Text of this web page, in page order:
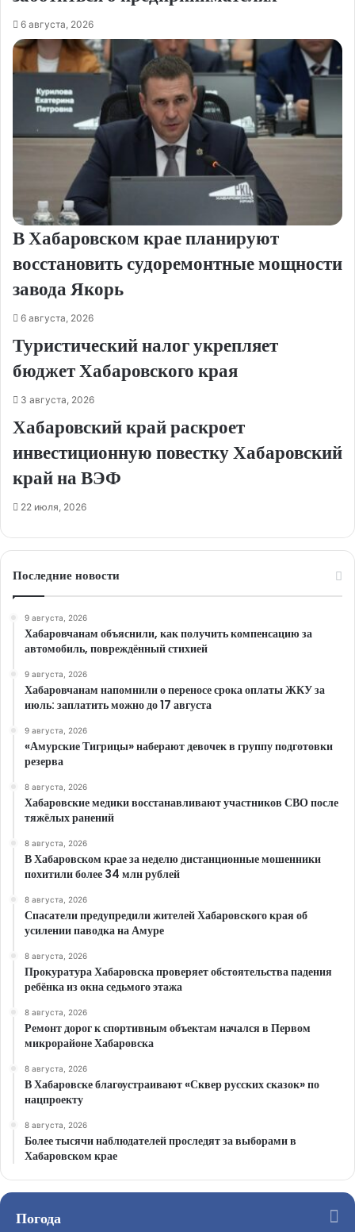
6 августа, 2026
В Хабаровском крае планируют
восстановить судоремонтные мощности
завода Якорь
6 августа, 2026
Туристический налог укрепляет
бюджет Хабаровского края
3 августа, 2026
Хабаровский край раскроет
инвестиционную повестку Хабаровский
край на ВЭФ
22 июля, 2026
Последние новости
9 августа, 2026
Хабаровчанам объяснили, как получить компенсацию за
автомобиль, повреждённый стихией
9 августа, 2026
Хабаровчанам напомнили о переносе срока оплаты ЖКУ за
июль: заплатить можно до 17 августа
9 августа, 2026
«Амурские Тигрицы» наберают девочек в группу подготовки
резерва
8 августа, 2026
Хабаровские медики восстанавливают участников СВО после
тяжёлых ранений
8 августа, 2026
В Хабаровском крае за неделю дистанционные мошенники
похитили более 34 млн рублей
8 августа, 2026
Спасатели предупредили жителей Хабаровского края об
усилении паводка на Амуре
8 августа, 2026
Прокуратура Хабаровска проверяет обстоятельства падения
ребёнка из окна седьмого этажа
8 августа, 2026
Ремонт дорог к спортивным объектам начался в Первом
микрорайоне Хабаровска
8 августа, 2026
В Хабаровске благоустраивают «Сквер русских сказок» по
нацпроекту
8 августа, 2026
Более тысячи наблюдателей проследят за выборами в
Хабаровском крае
Погода